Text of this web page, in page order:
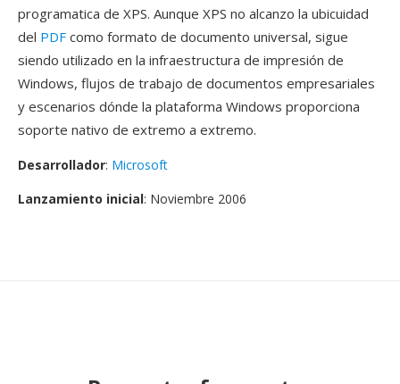
programatica de XPS. Aunque XPS no alcanzo la ubicuidad
del PDF como formato de documento universal, sigue
siendo utilizado en la infraestructura de impresión de
Windows, flujos de trabajo de documentos empresariales
y escenarios dónde la plataforma Windows proporciona
soporte nativo de extremo a extremo.
Desarrollador: Microsoft
Lanzamiento inicial: Noviembre 2006